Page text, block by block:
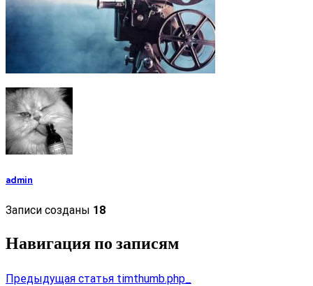
admin
Записи созданы 18
Навигация по записям
Предыдущая статья timthumb.php_